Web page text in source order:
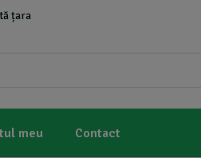
țara
meu Contact